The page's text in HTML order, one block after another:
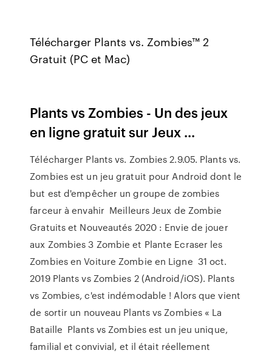
Télécharger Plants vs. Zombies™ 2
Gratuit (PC et Mac)
Plants vs Zombies - Un des jeux
en ligne gratuit sur Jeux ...
Télécharger Plants vs. Zombies 2.9.05. Plants vs.
Zombies est un jeu gratuit pour Android dont le
but est d'empêcher un groupe de zombies
farceur à envahir Meilleurs Jeux de Zombie
Gratuits et Nouveautés 2020 : Envie de jouer
aux Zombies 3 Zombie et Plante Ecraser les
Zombies en Voiture Zombie en Ligne 31 oct.
2019 Plants vs Zombies 2 (Android/iOS). Plants
vs Zombies, c'est indémodable ! Alors que vient
de sortir un nouveau Plants vs Zombies « La
Bataille Plants vs Zombies est un jeu unique,
familial et convivial, et il était réellement